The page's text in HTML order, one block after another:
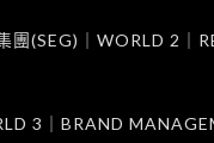
團(SEG)｜WORLD 2
3｜BRAND